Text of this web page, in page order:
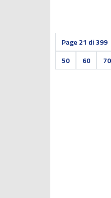
Page 21 di 399
50
60 70